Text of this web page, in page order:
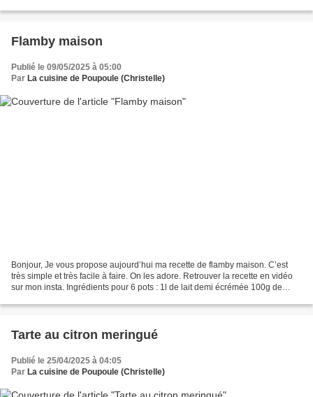
Flamby maison
Publié le 09/05/2025 à 05:00
Par La cuisine de Poupoule (Christelle)
Bonjour, Je vous propose aujourd’hui ma recette de flamby maison. C’est
très simple et très facile à faire. On les adore. Retrouver la recette en vidéo
sur mon insta. Ingrédients pour 6 pots : 1l de lait demi écrémée 100g de
Tarte au citron meringué
Publié le 25/04/2025 à 04:05
Par La cuisine de Poupoule (Christelle)